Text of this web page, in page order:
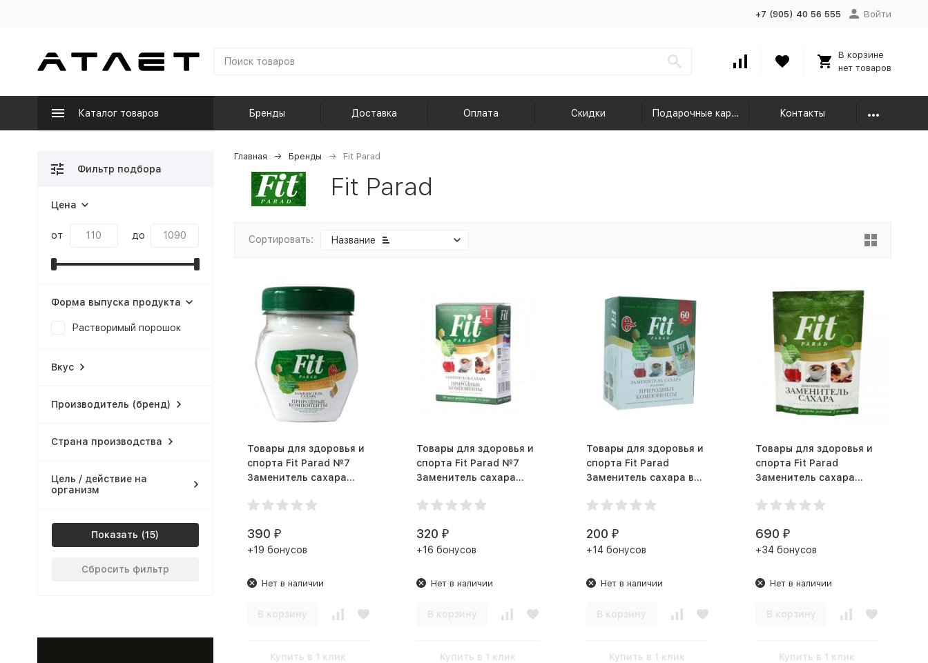
+7 (905) 40 56 555 Войти
В корзине
нет товаров
Каталог товаров Бренды Доставка Оплата Скидки Подарочные карты Контакты
Главная Бренды Fit Parad
Fit Parad
Сортировать: Название
Товары для здоровья и
спорта Fit Parad №7
Заменитель сахара
390 ₽
+19 бонусов
Нет в наличии
В корзину
Купить в 1 клик
Товары для здоровья и
спорта Fit Parad №7
Заменитель сахара
320 ₽
+16 бонусов
Нет в наличии
В корзину
Купить в 1 клик
Товары для здоровья и
спорта Fit Parad
Заменитель сахара в
200 ₽
+14 бонусов
Нет в наличии
В корзину
Купить в 1 клик
Товары для здоровья и
спорта Fit Parad
Заменитель сахара
690 ₽
+34 бонусов
Нет в наличии
В корзину
Купить в 1 клик
Фильтр подбора
Цена
от до
Форма выпуска продукта
Растворимый порошок
Вкус
Производитель (бренд)
Страна производства
Цель / действие на
организм
Показать
Сбросить фильтр